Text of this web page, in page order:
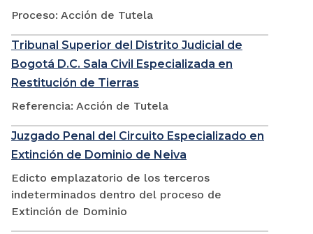
Proceso: Acción de Tutela
Tribunal Superior del Distrito Judicial de
Bogotá D.C. Sala Civil Especializada en
Restitución de Tierras
Referencia: Acción de Tutela
Juzgado Penal del Circuito Especializado en
Extinción de Dominio de Neiva
Edicto emplazatorio de los terceros
indeterminados dentro del proceso de
Extinción de Dominio